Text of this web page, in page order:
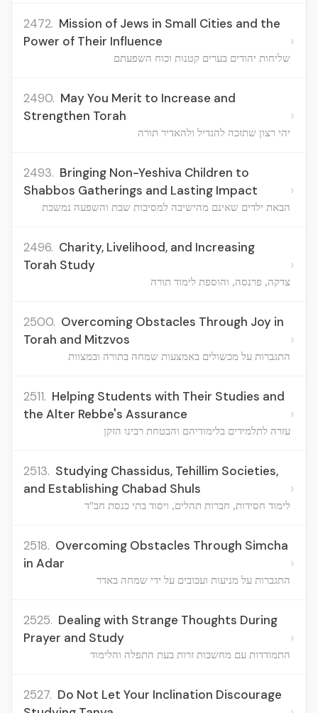
2472. Mission of Jews in Small Cities and the
Power of Their Influence
שליחות יהודים בערים קטנות וכוח השפעתם
›
2490. May You Merit to Increase and
Strengthen Torah
יהי רצון שתזכה להגדיל ולהאדיר תורה
›
2493. Bringing Non-Yeshiva Children to
Shabbos Gatherings and Lasting Impact
הבאת ילדים שאינם מהישיבה למסיבות שבת והשפעה נמשכת
›
2496. Charity, Livelihood, and Increasing
Torah Study
צדקה, פרנסה, והוספת לימוד תורה
›
2500. Overcoming Obstacles Through Joy in
Torah and Mitzvos
התגברות על מכשולים באמצעות שמחה בתורה ובמצוות
›
2511. Helping Students with Their Studies and
the Alter Rebbe's Assurance
עזרה לתלמידים בלימודיהם והבטחת רבינו הזקן
›
2513. Studying Chassidus, Tehillim Societies,
and Establishing Chabad Shuls
לימוד חסידות, חברות תהלים, ויסוד בתי כנסת חב"ד
›
2518. Overcoming Obstacles Through Simcha
in Adar
התגברות על מניעות ועכובים על ידי שמחה באדר
›
2525. Dealing with Strange Thoughts During
Prayer and Study
התמודדות עם מחשבות זרות בעת התפלה והלימוד
›
2527. Do Not Let Your Inclination Discourage